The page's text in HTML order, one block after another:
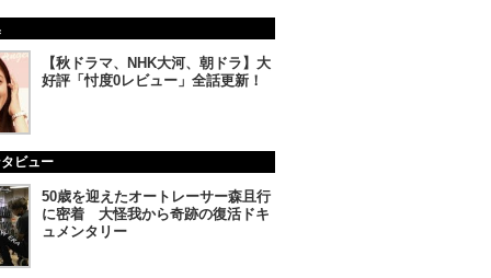
【秋ドラマ、NHK大河、朝ドラ】大
好評「忖度0レビュー」全話更新！
ビュー
50歳を迎えたオートレーサー森且行
に密着 大怪我から奇跡の復活ドキ
ュメンタリー